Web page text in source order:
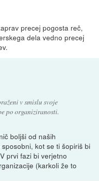
precej pogosta reč,
dela vedno precej
v smislu svoje
po organiziranosti.
boljši od naših
kot se ti šopiriš bi
prvi fazi bi verjetno
(karkoli že to